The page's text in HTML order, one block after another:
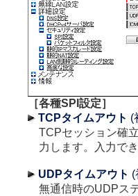
［各種SPI設定］
TCPタイムアウト (
TCPセッション確
力します。入力で
UDPタイムアウト (
無通信時のUDPス